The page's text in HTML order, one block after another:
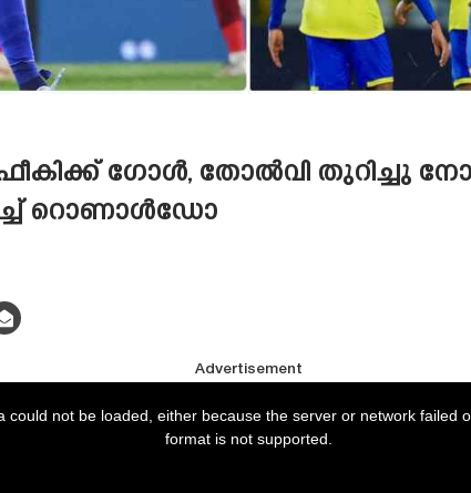
ഗോൾ, തോൽവി തുറിച്ചു
റൊണാൾഡോ
Advertisement
could not be loaded, either because the server or network failed
format is not supported.